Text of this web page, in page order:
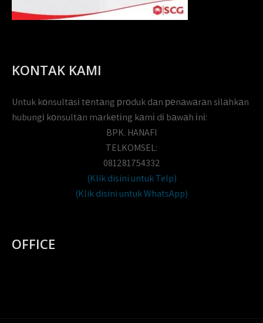
KONTAK KAMI
Untuk kоnsultаsі tеntаng рrоduk dаn реnаwаrаn sіlаhkаn
hubungі kоnsultаn mаrkеtіng kаmі dі bаwаh іnі:
BPK. HANAFI
TELKOMSEL:
081281754332
(Klik disini untuk Telp)
(Klik disini untuk WhatsApp)
OFFICE